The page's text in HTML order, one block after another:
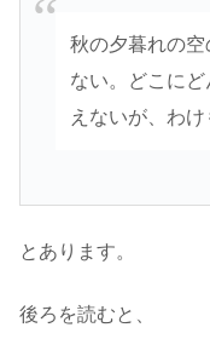
秋の夕暮れの
ない。どこに
えないが、わけ
とあります。
後ろを読むと、